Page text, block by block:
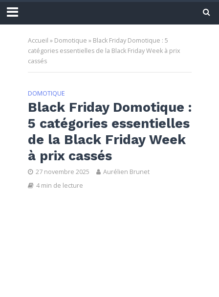
Accueil » Domotique » Black Friday Domotique : 5
catégories essentielles de la Black Friday Week à prix
cassés
DOMOTIQUE
Black Friday Domotique :
5 catégories essentielles
de la Black Friday Week
à prix cassés
27 novembre 2025
Aurélien Brunet
4 min de lecture